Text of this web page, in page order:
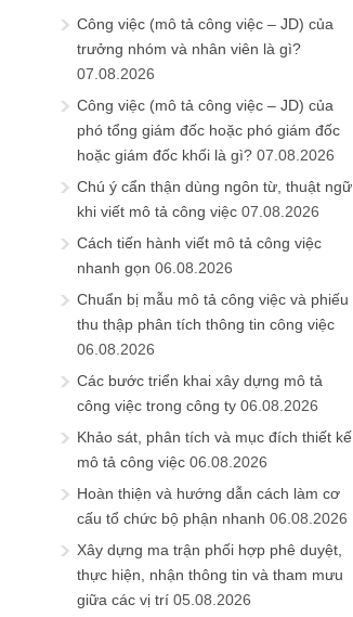
Công việc (mô tả công việc – JD) của
trưởng nhóm và nhân viên là gì?
07.08.2026
Công việc (mô tả công việc – JD) của
phó tổng giám đốc hoặc phó giám đốc
hoặc giám đốc khối là gì? 07.08.2026
Chú ý cẩn thận dùng ngôn từ, thuật ngữ
khi viết mô tả công việc 07.08.2026
Cách tiến hành viết mô tả công việc
nhanh gọn 06.08.2026
Chuẩn bị mẫu mô tả công việc và phiếu
thu thập phân tích thông tin công việc
06.08.2026
Các bước triển khai xây dựng mô tả
công việc trong công ty 06.08.2026
Khảo sát, phân tích và mục đích thiết kế
mô tả công việc 06.08.2026
Hoàn thiện và hướng dẫn cách làm cơ
cấu tổ chức bộ phận nhanh 06.08.2026
Xây dựng ma trận phối hợp phê duyệt,
thực hiện, nhận thông tin và tham mưu
giữa các vị trí 05.08.2026